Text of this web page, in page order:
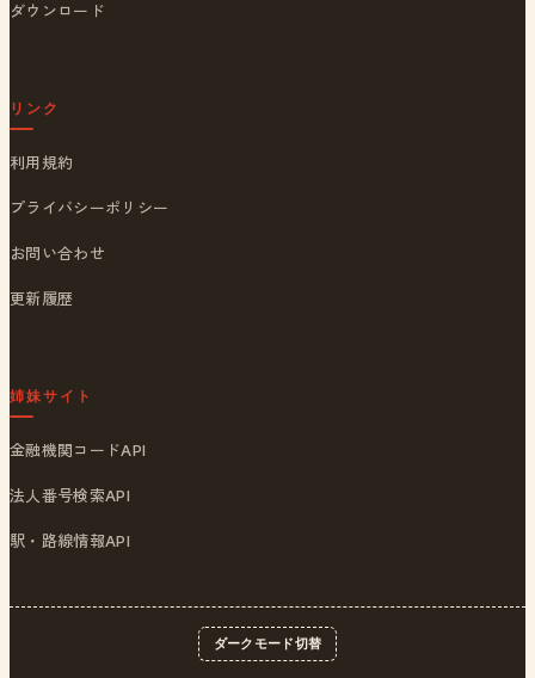
ダウンロード
リンク
利用規約
プライバシーポリシー
お問い合わせ
更新履歴
姉妹サイト
金融機関コードAPI
法人番号検索API
駅・路線情報API
ダークモード切替